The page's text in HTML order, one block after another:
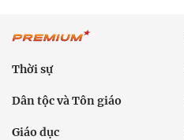
Thời sự
Dân tộc và Tôn giáo
Giáo dục